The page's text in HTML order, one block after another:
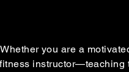
Whether you are a
fitness instructor—teaching